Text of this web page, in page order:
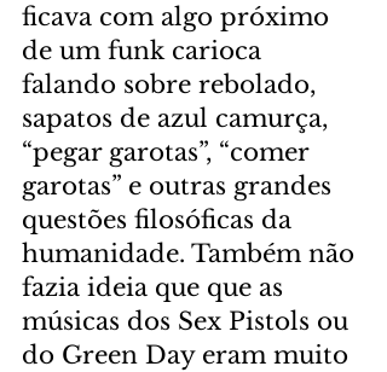
ficava com algo próximo
de um funk carioca
falando sobre rebolado,
sapatos de azul camurça,
“pegar garotas”, “comer
garotas” e outras grandes
questões filosóficas da
humanidade. Também não
fazia ideia que que as
músicas dos Sex Pistols ou
do Green Day eram muito